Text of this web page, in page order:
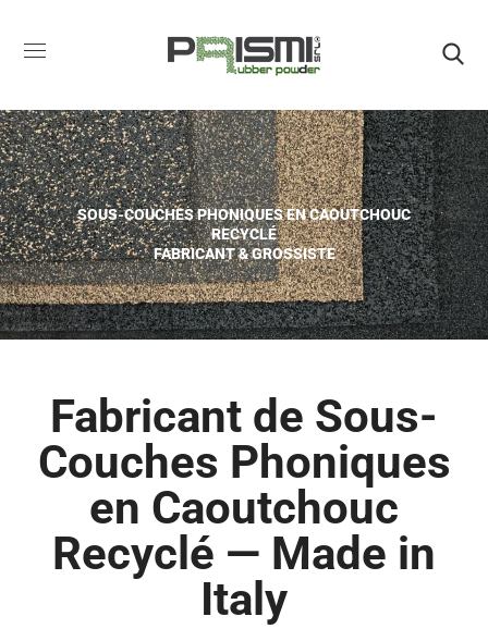
SOUS-COUCHES PHONIQUES EN CAOUTCHOUC
RECYCLÉ
FABRICANT & GROSSISTE
Fabricant de Sous-
Couches Phoniques
en Caoutchouc
Recyclé — Made in
Italy